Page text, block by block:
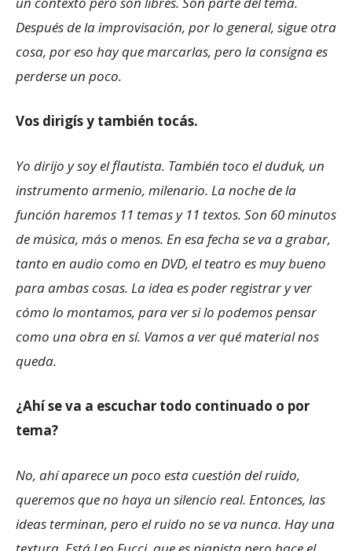
Después de la improvisación, por lo general, sigue otra
cosa, por eso hay que marcarlas, pero la consigna es
perderse un poco.
Vos dirigís y también tocás.
Yo dirijo y soy el flautista. También toco el duduk, un
instrumento armenio, milenario. La noche de la
función haremos 11 temas y 11 textos. Son 60 minutos
de música, más o menos. En esa fecha se va a grabar,
tanto en audio como en DVD, el teatro es muy bueno
para ambas cosas. La idea es poder registrar y ver
cómo lo montamos, para ver si lo podemos pensar
como una obra en sí. Vamos a ver qué material nos
queda.
¿Ahí se va a escuchar todo continuado o por
tema?
No, ahí aparece un poco esta cuestión del ruido,
queremos que no haya un silencio real. Entonces, las
ideas terminan, pero el ruido no se va nunca. Hay una